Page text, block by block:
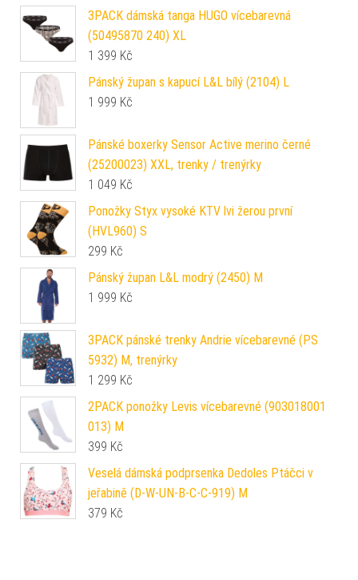
3PACK dámská tanga HUGO vícebarevná
(50495870 240) XL
1 399 Kč
Pánský župan s kapucí L&L bílý (2104) L
1 999 Kč
Pánské boxerky Sensor Active merino černé
(25200023) XXL, trenky / trenýrky
1 049 Kč
Ponožky Styx vysoké KTV lvi žerou první
(HVL960) S
299 Kč
Pánský župan L&L modrý (2450) M
1 999 Kč
3PACK pánské trenky Andrie vícebarevné (PS
5932) M, trenýrky
1 299 Kč
2PACK ponožky Levis vícebarevné (903018001
013) M
399 Kč
Veselá dámská podprsenka Dedoles Ptáčci v
jeřabině (D-W-UN-B-C-C-919) M
379 Kč